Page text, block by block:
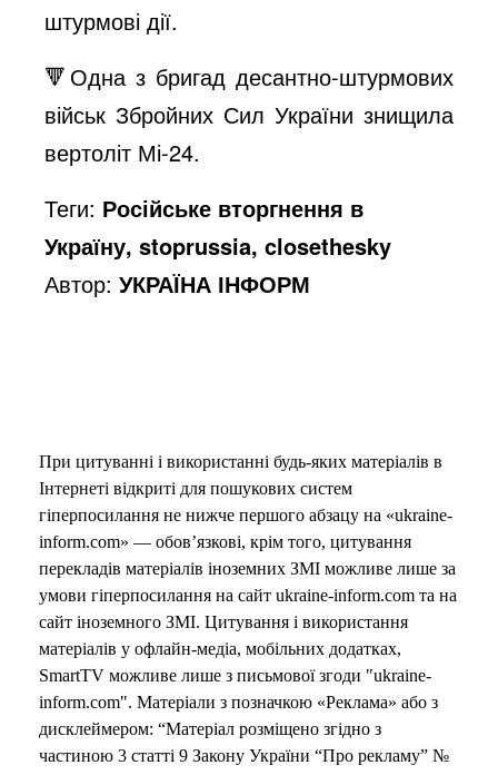
штурмові дії.
🔻Одна з бригад десантно-штурмових
військ Збройних Сил України знищила
вертоліт Мі-24.
Теги: Російське вторгнення в
Україну, stoprussia, closethesky
Автор:УКРАЇНА ІНФОРМ
При цитуванні і використанні будь-яких матеріалів в
Інтернеті відкриті для пошукових систем
гіперпосилання не нижче першого абзацу на «ukraine-
inform.com» — обов’язкові, крім того, цитування
перекладів матеріалів іноземних ЗМІ можливе лише за
умови гіперпосилання на сайт ukraine-inform.com та на
сайт іноземного ЗМІ. Цитування і використання
матеріалів у офлайн-медіа, мобільних додатках,
SmartTV можливе лише з письмової згоди "ukraine-
inform.com". Матеріали з позначкою «Реклама» або з
дисклеймером: “Матеріал розміщено згідно з
частиною 3 статті 9 Закону України “Про рекламу” №